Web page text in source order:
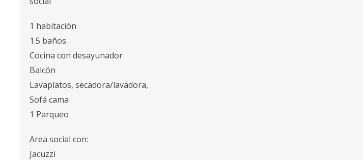
1 habitación
1.5 baños
Cocina con desayunador
Balcón
Lavaplatos, secadora/lavadora,
Sofá cama
1 Parqueo
Area social con:
Jacuzzi